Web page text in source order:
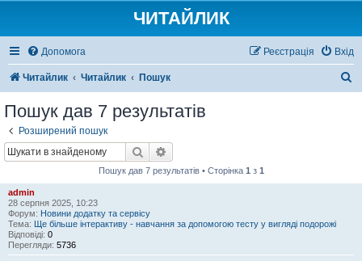
ЧИТАЙЛИК
Допомога Вхід
Реєстрація
Читайлик Читайлик Пошук
Пошук дав 7 результатів
Розширений пошук
Пошук
Пошук дав 7 результатів • Сторінка 1з 1
admin
28 серпня 2025, 10:23
Форум: Новини додатку та сервісу
Тема: Ще більше інтерактиву - навчання за допомогою тесту у вигляді подорожі
Відповіді: 0
Перегляди: 5736